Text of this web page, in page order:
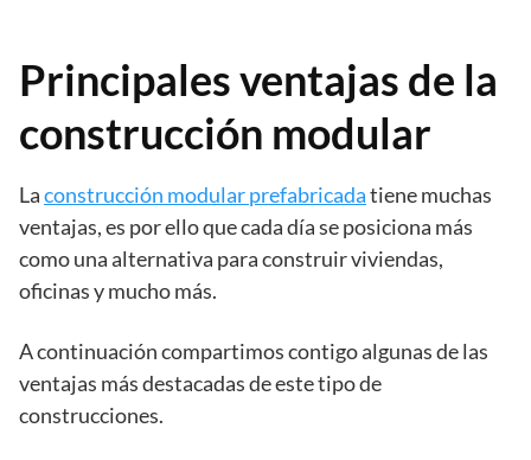
Principales ventajas de la
construcción modular
Laconstrucción modular prefabricadatiene muchas
ventajas, es por ello que cada día se posiciona más
como una alternativa para construir viviendas,
oficinas y mucho más.
A continuación compartimos contigo algunas de las
ventajas más destacadas de este tipo de
construcciones.